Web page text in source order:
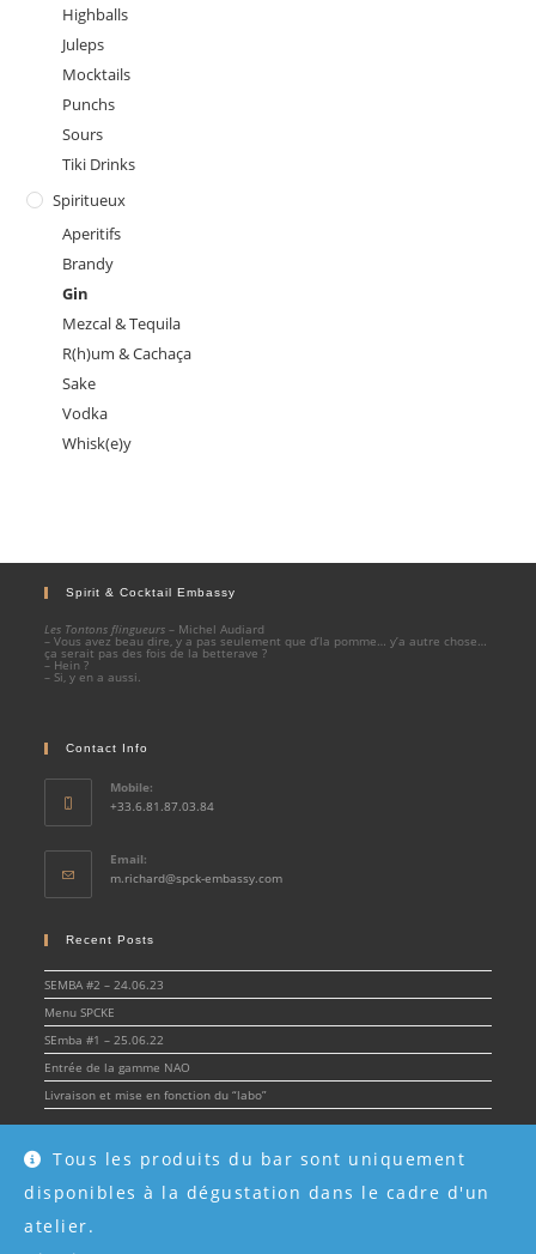
Tous les produits du bar sont uniquement
disponibles à la dégustation dans le cadre d'un
atelier.
Highballs
Juleps
Mocktails
Punchs
Sours
Tiki Drinks
Spiritueux
Aperitifs
Brandy
Gin
Mezcal & Tequila
R(h)um & Cachaça
Sake
Vodka
Whisk(e)y
Spirit & Cocktail Embassy
Les Tontons flingueurs – Michel Audiard
– Vous avez beau dire, y a pas seulement que d’la pomme… y’a autre chose…
ça serait pas des fois de la betterave ?
– Hein ?
– Si, y en a aussi.
Contact Info
Mobile:
+33.6.81.87.03.84
Email:
m.richard@spck-embassy.comOpens
Recent Posts
SEMBA #2 – 24.06.23
Menu SPCKE
SEmba #1 – 25.06.22
Entrée de la gamme NAO
Livraison et mise en fonction du “labo”
© Spirit & Cocktail Embassy 2022 - SPCKE - SIRET 908 216 955 00017 -